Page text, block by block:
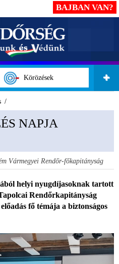
Körözések
BAJBAN VAN?
NAPJA
Vármegyei Rendőr-főkapitányság
helyi nyugdíjasoknak tartott
Rendőrkapitányság
fő témája a biztonságos